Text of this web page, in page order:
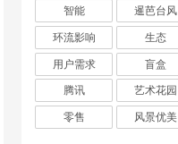
智能
暹芭台风
环流影响
生态
用户需求
盲盒
腾讯
艺术花园
零售
风景优美